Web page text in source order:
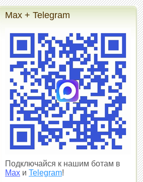
Max + Telegram
Подключайся к нашим ботам в
Max и Telegram!